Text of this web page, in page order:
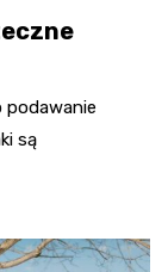
podawanie
są